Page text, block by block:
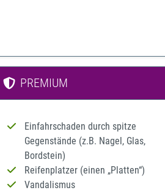
PREMIUM
Einfahrschaden durch spitze
Gegenstände (z.B. Nagel, Glas,
Bordstein)
Reifenplatzer (einen „Platten“)
Vandalismus